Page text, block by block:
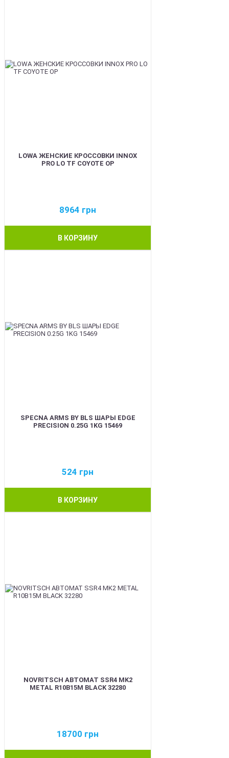
LOWA ЖЕНСКИЕ КРОССОВКИ INNOX
PRO LO TF COYOTE OP
8964 грн
В КОРЗИНУ
SPECNA ARMS BY BLS ШАРЫ EDGE
PRECISION 0.25G 1KG 15469
524 грн
В КОРЗИНУ
NOVRITSCH АВТОМАТ SSR4 MK2
METAL R10B15M BLACK 32280
18700 грн